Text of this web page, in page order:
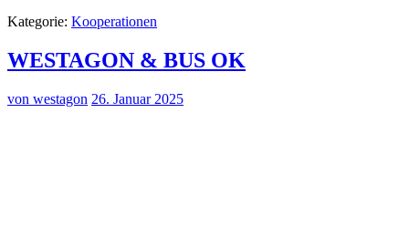
Kategorie: Kooperationen
WESTAGON & BUS OK
von westagon 26. Januar 2025